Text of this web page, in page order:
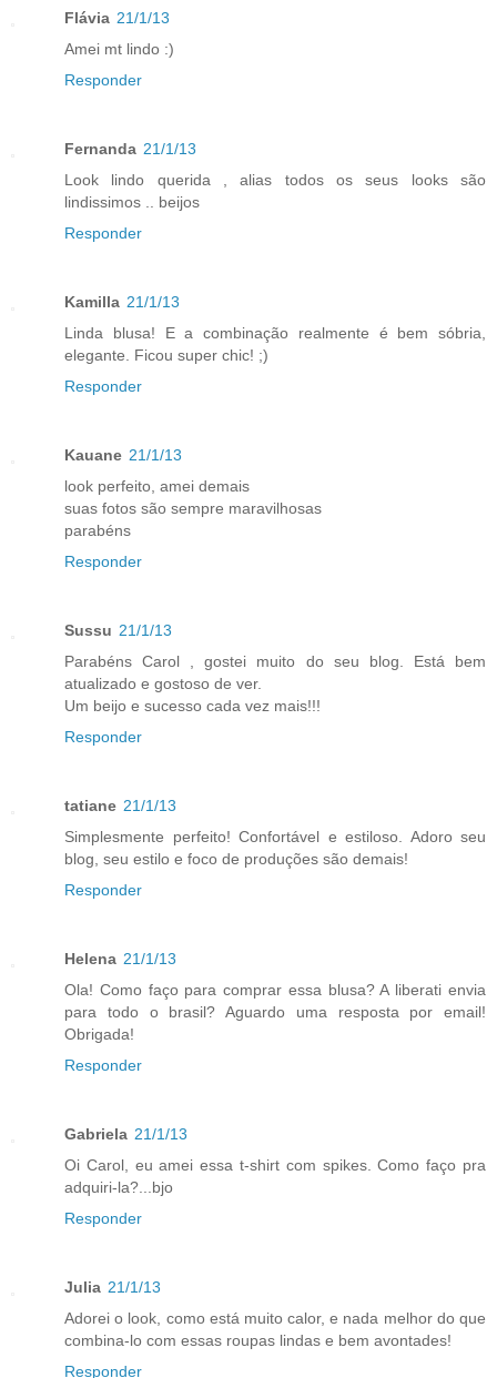
Flávia 21/1/13
Amei mt lindo :)
Responder
Fernanda 21/1/13
Look lindo querida , alias todos os seus looks são
lindissimos .. beijos
Responder
Kamilla 21/1/13
Linda blusa! E a combinação realmente é bem sóbria,
elegante. Ficou super chic! ;)
Responder
Kauane 21/1/13
look perfeito, amei demais
suas fotos são sempre maravilhosas
parabéns
Responder
Sussu 21/1/13
Parabéns Carol , gostei muito do seu blog. Está bem
atualizado e gostoso de ver.
Um beijo e sucesso cada vez mais!!!
Responder
tatiane 21/1/13
Simplesmente perfeito! Confortável e estiloso. Adoro seu
blog, seu estilo e foco de produções são demais!
Responder
Helena 21/1/13
Ola! Como faço para comprar essa blusa? A liberati envia
para todo o brasil? Aguardo uma resposta por email!
Obrigada!
Responder
Gabriela 21/1/13
Oi Carol, eu amei essa t-shirt com spikes. Como faço pra
adquiri-la?...bjo
Responder
Julia 21/1/13
Adorei o look, como está muito calor, e nada melhor do que
combina-lo com essas roupas lindas e bem avontades!
Responder